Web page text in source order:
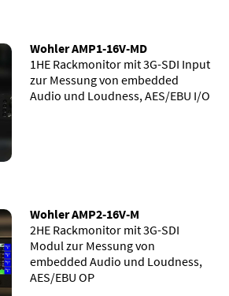
Wohler AMP1-16V-MD
1HE Rackmonitor mit 3G-SDI Input
zur Messung von embedded
Audio und Loudness, AES/EBU I/O
Wohler AMP2-16V-M
2HE Rackmonitor mit 3G-SDI
Modul zur Messung von
embedded Audio und Loudness,
AES/EBU OP